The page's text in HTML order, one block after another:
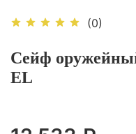
(0)
Сейф
EL